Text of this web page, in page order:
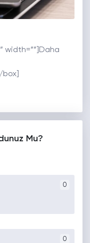
width=””]Daha
[/box]
Mu?
0
0